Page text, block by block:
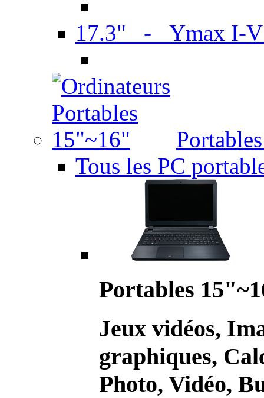
17.3" - Ymax I-
Tous les PC
Portables
Jeux vidéos,
graphiques,
Photo, Vidéo,